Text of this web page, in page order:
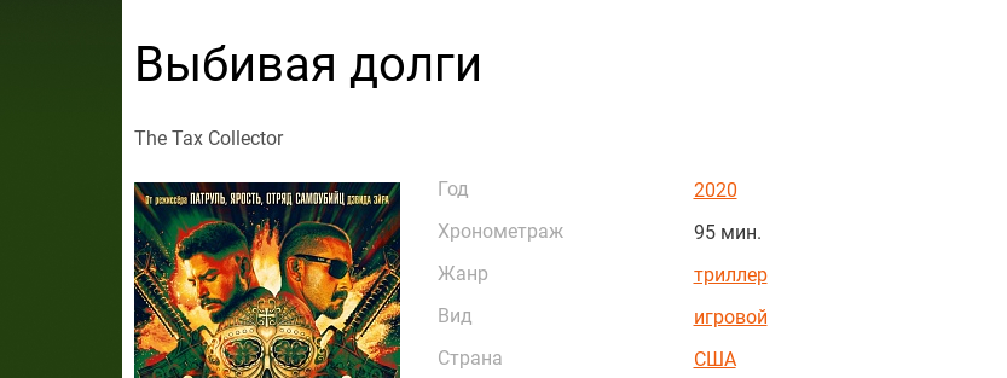
Выбивая долги
The Tax Collector
Год
2020
Хронометраж
95 мин.
Жанр
триллер
Вид
игровой
Страна
США